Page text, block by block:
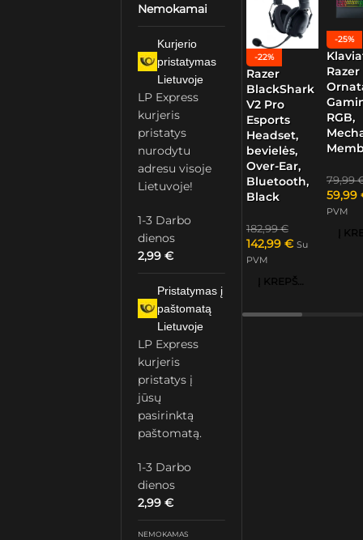
Nemokamai
Kurjerio
pristatymas
Lietuvoje
LP Express
kurjeris
pristatys
nurodytu
adresu visoje
Lietuvoje!
1-3 Darbo
dienos
2,99€
Pristatymas į
paštomatą
Lietuvoje
LP Express
kurjeris
pristatys į
jūsų
pasirinktą
paštomatą.
1-3 Darbo
dienos
2,99€
NEMOKAMAS
-22%
Razer
BlackShark
V2 Pro
Esports
Headset,
bevielės,
Over-Ear,
Bluetooth,
Black
182,99€
142,99 € Su
PVM
Į KREPŠELĮ
-25%
Razer
RGB,
79,99
59,99
PVM